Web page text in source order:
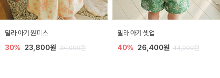
밀라 아기 원피스
30% 23,800원 34,000원
밀라 아기 셋업
40% 26,400원 44,000원